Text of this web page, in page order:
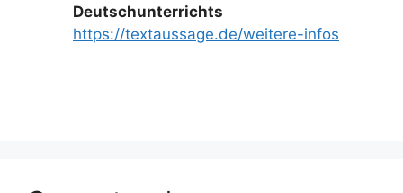
Deutschunterrichts
https://textaussage.de/weitere-infos